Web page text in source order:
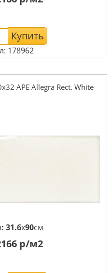
Купить
178962
APE Allegra Rect. White
31.6x90см
р/м2